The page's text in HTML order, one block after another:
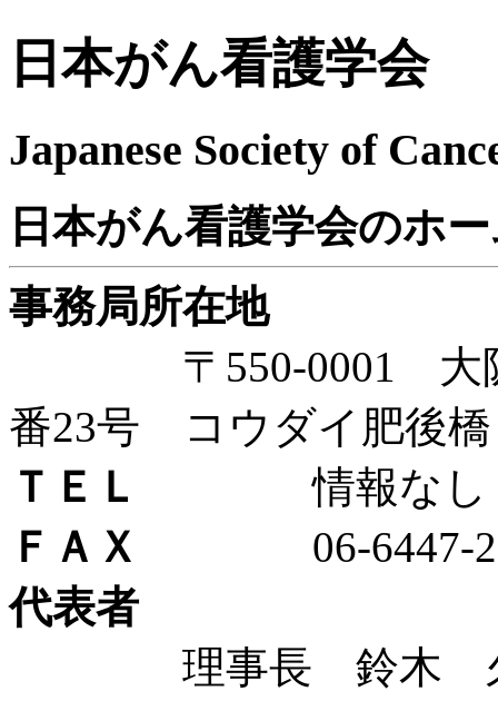
日本がん看護学会
Japanese Society of
日本がん看護学会のホ
事務局所在地
〒550-0001 大阪府
番23号 コウダイ肥後橋
ＴＥＬ
情報なし
ＦＡＸ
06-6447-
代表者
理事長 鈴木 久